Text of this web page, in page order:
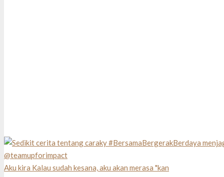
Aku kira Kalau sudah kesana, aku akan merasa "kan